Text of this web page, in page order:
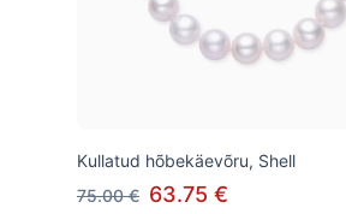
Kullatud hõbekäevõru, Shell
75.00 € 63.75 €